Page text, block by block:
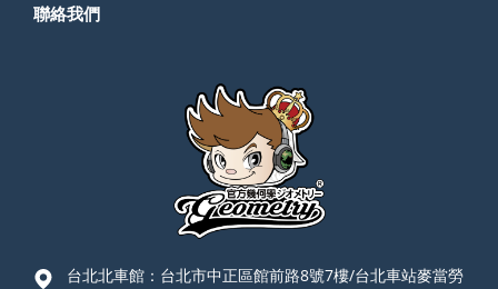
聯絡我們
台北北車館：台北市中正區館前路8號7樓/台北車站麥當勞